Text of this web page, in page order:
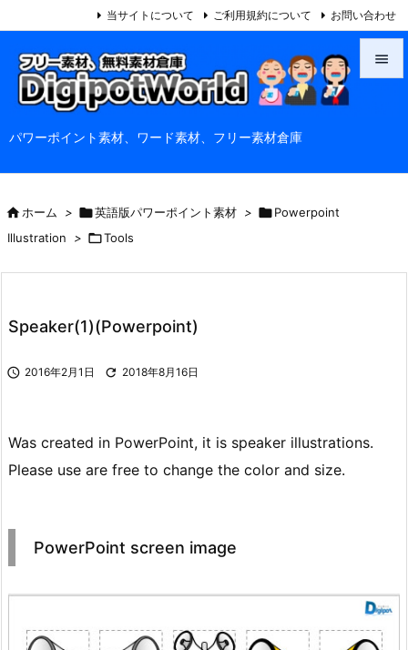
パワーポイント素材、ワード素材、フリー素材倉庫

当サイトについて ご利用規約について お問い合わせ
ホーム > 英語版パワーポイント素材 > Powerpoint
Illustration
> Tools
Speaker(1)(Powerpoint)
 2016年2月1日  2018年8月16日
Was created in PowerPoint, it is speaker illustrations.
Please use are free to change the color and size.
PowerPoint screen image